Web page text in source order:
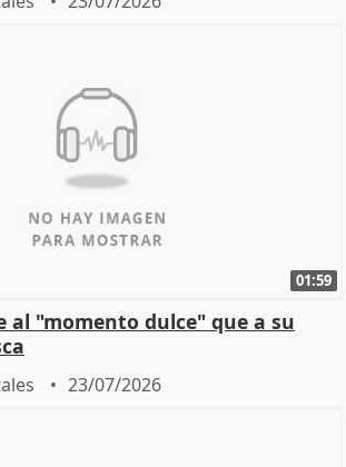
01:59
al "momento dulce" que a su
23/07/2026